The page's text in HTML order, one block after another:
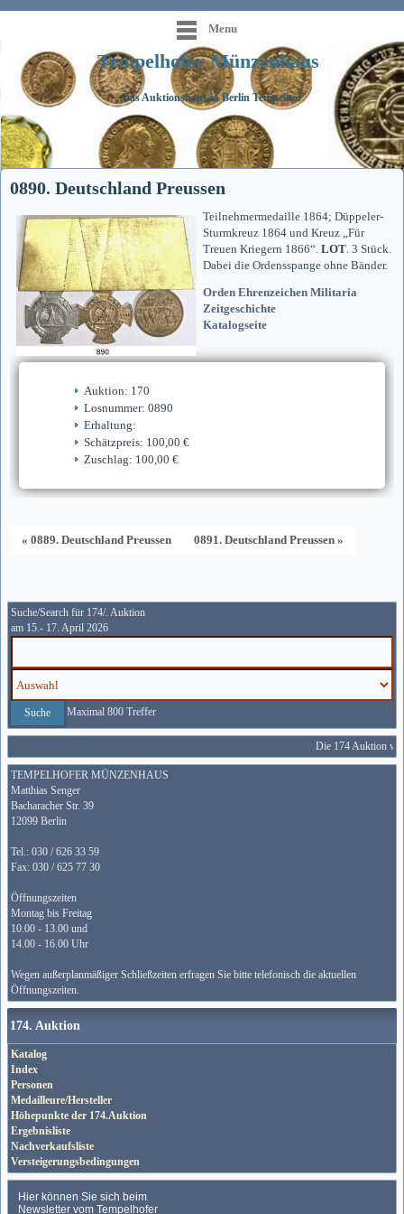
Menu
Tempelhofer Münzenhaus
Das Auktionshaus in Berlin Tempelhof
0890. Deutschland Preussen
Teilnehmermedaille 1864; Düppeler-
Sturmkreuz 1864 und Kreuz „Für
Treuen Kriegern 1866“. LOT. 3 Stück.
Dabei die Ordensspange ohne Bänder.
Orden Ehrenzeichen Militaria
Zeitgeschichte
Katalogseite
Auktion: 170
Losnummer: 0890
Erhaltung:
Schätzpreis: 100,00 €
Zuschlag: 100,00 €
« 0889. Deutschland Preussen 0891. Deutschland Preussen »
Suche/Search für 174/. Auktion
am 15.- 17. April 2026
Maximal 800 Treffer
Die 174 Auktion
TEMPELHOFER MÜNZENHAUS
Matthias Senger
Bacharacher Str. 39
12099 Berlin
Tel.: 030 / 626 33 59
Fax: 030 / 625 77 30
Öffnungszeiten
Montag bis Freitag
10.00 - 13.00 und
14.00 - 16.00 Uhr
Wegen außerplanmäßiger Schließzeiten erfragen Sie bitte telefonisch die aktuellen
Öffnungszeiten.
174. Auktion
Katalog
Index
Personen
Medailleure/Hersteller
Höhepunkte der 174.Auktion
Ergebnisliste
Nachverkaufsliste
Versteigerungsbedingungen